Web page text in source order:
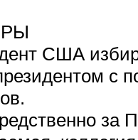
США
с
за